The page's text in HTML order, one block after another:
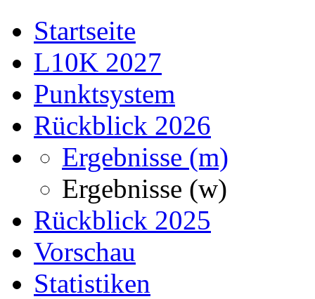
Startseite
L10K 2027
Punktsystem
Rückblick 2026
Ergebnisse (m)
Ergebnisse (w)
Rückblick 2025
Vorschau
Statistiken